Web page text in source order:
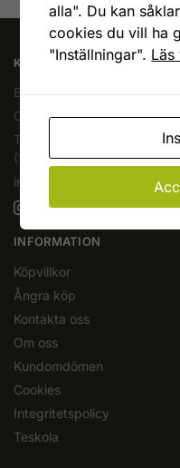
KAFFEOCHTE.SE
En del av Novodesign AB
Org.nr. 556790-1235
Tel.
(10-17 mån-fre)
info@kaffeochte.se
INFORMATION
Köpvillkor
Ångra köp
Kontakta oss
Om oss
Kundomdömen
Cookies
Integritetspolicy
Teskola
alla". Du kan
cookies du vill ha
"Inställningar".